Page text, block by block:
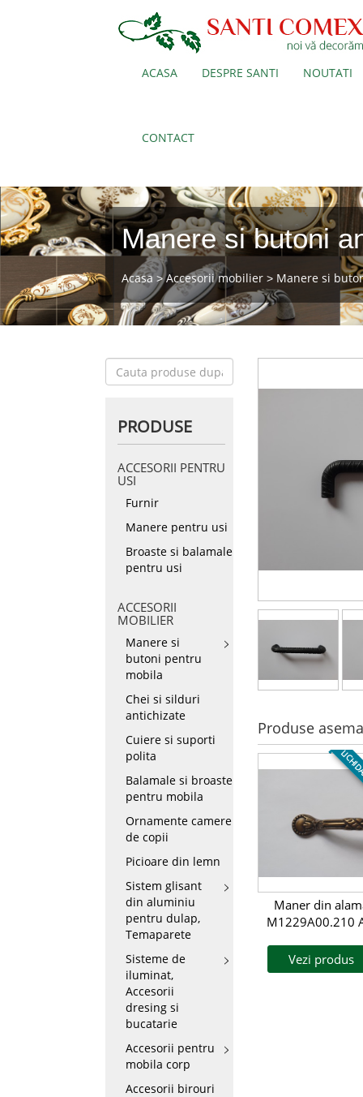
ACASA DESPRE SANTI NOUTATI
CONTACT
Manere si butoni
Acasa >Accesorii mobilier > Manere si
PRODUSE
ACCESORII PENTRU
USI
Furnir
Manere pentru usi
Broaste si balamale
pentru usi
ACCESORII
MOBILIER
Manere si
butoni pentru
mobila
Chei si silduri
antichizate
Cuiere si suporti
polita
Balamale si broaste
pentru mobila
Ornamente camere
de copii
Picioare din lemn
Sistem glisant
din aluminiu
pentru dulap,
Temaparete
Sisteme de
iluminat,
Accesorii
dresing si
bucatarie
Accesorii pentru
mobila corp
Accesorii birouri
Produse
Maner din
M1229A00.210
Vezi produs